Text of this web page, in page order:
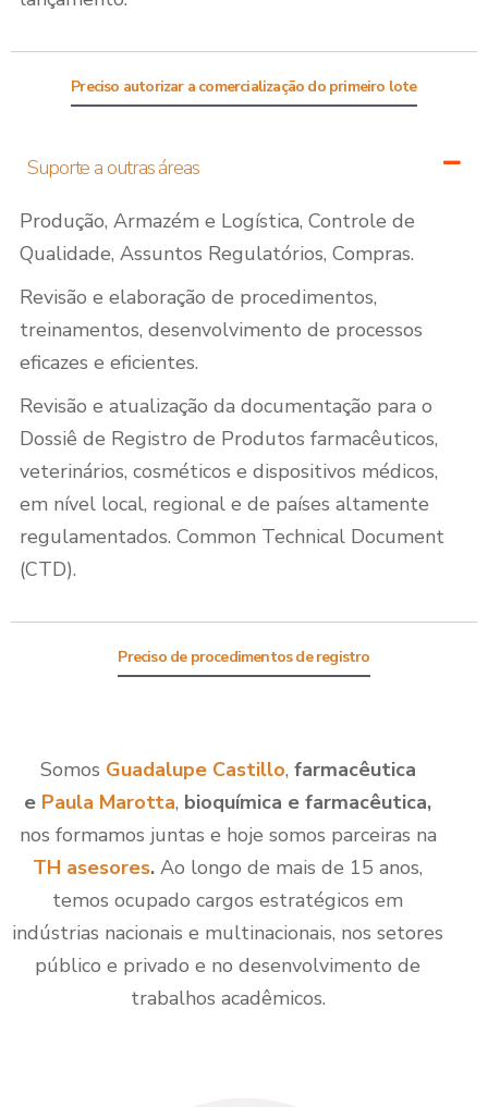
Preciso autorizar a comercialização do primeiro lote
Suporte a outras áreas
Produção, Armazém e Logística, Controle de
Qualidade, Assuntos Regulatórios, Compras.
Revisão e elaboração de procedimentos,
treinamentos, desenvolvimento de processos
eficazes e eficientes.
Revisão e atualização da documentação para o
Dossiê de Registro de Produtos farmacêuticos,
veterinários, cosméticos e dispositivos médicos,
em nível local, regional e de países altamente
regulamentados. Common Technical Document
(CTD).
Preciso de procedimentos de registro
Somos Guadalupe Castillo, farmacêutica
e Paula Marotta, bioquímica e farmacêutica,
nos formamos juntas e hoje somos parceiras na
TH asesores. Ao longo de mais de 15 anos,
temos ocupado cargos estratégicos em
indústrias nacionais e multinacionais, nos setores
público e privado e no desenvolvimento de
trabalhos acadêmicos.